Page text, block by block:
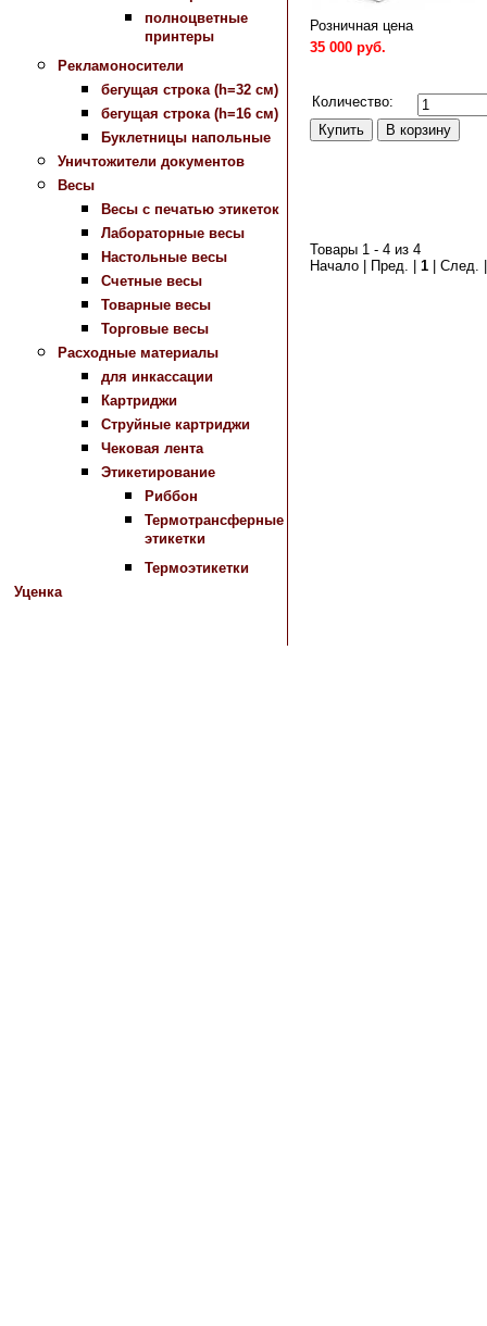
полноцветные
принтеры
Рекламоносители
бегущая строка (h=32 см)
бегущая строка (h=16 см)
Буклетницы напольные
Уничтожители документов
Весы
Весы с печатью этикеток
Лабораторные весы
Настольные весы
Счетные весы
Товарные весы
Торговые весы
Расходные материалы
для инкассации
Картриджи
Струйные картриджи
Чековая лента
Этикетирование
Риббон
Термотрансферные
этикетки
Термоэтикетки
Уценка
Розничная цена
35 000 руб.
Количество:
Товары 1 - 4 из 4
Начало | Пред. | 1 | След.